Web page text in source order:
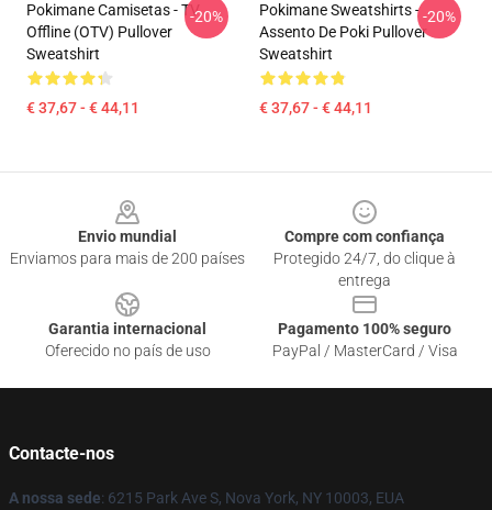
Pokimane Camisetas - TV
Offline (OTV) Pullover
Sweatshirt
€ 37,67 - € 44,11
-20%
Pokimane Sweatshirts -
Assento De Poki Pullover
Sweatshirt
€ 37,67 - € 44,11
-20%
Envio mundial
Enviamos para mais de 200 países
Compre com confiança
Protegido 24/7, do clique à
entrega
Garantia internacional
Oferecido no país de uso
Pagamento 100% seguro
PayPal / MasterCard / Visa
Contacte-nos
A nossa sede: 6215 Park Ave S, Nova York, NY 10003, EUA